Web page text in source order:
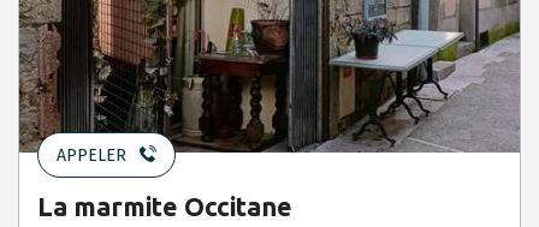
APPELER
La marmite Occitane